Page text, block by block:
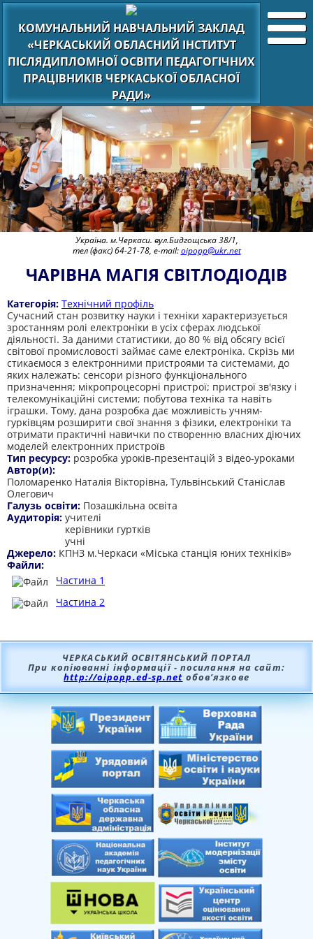
КОМУНАЛЬНИЙ НАВЧАЛЬНИЙ ЗАКЛАД
«ЧЕРКАСЬКИЙ ОБЛАСНИЙ ІНСТИТУТ
ПІСЛЯДИПЛОМНОЇ ОСВІТИ ПЕДАГОГІЧНИХ
ПРАЦІВНИКІВ ЧЕРКАСЬКОЇ ОБЛАСНОЇ
РАДИ»
Україна. м.Черкаси. вул.Бидгощська 38/1,
тел (факс) 64-21-78, e-mail:oipopp@ukr.net
ЧАРІВНА МАГІЯ СВІТЛОДІОДІВ
Категорія: Технічний профіль
Сучасний стан розвитку науки і техніки характеризується
зростанням ролі електроніки в усіх сферах людської
діяльності. За даними статистики, до 80 % від обсягу всієї
світової промисловості займає саме електроніка. Скрізь ми
стикаємося з електронними пристроями та системами, до
яких належать: сенсори різного функціонального
призначення; мікропроцесорні пристрої; пристрої зв'язку і
телекомунікаційні системи; побутова техніка та навіть
іграшки. Тому, дана розробка дає можливість учням-
гурківцям розширити свої знання з фізики, електроніки та
отримати практичні навички по створенню власних діючих
моделей електронних пристроїв
Тип ресурсу: розробка уроків-презентацій з відео-уроками
Автор(и):
Поломаренко Наталія Вікторівна, Тульвінський Станіслав
Олегович
Галузь освіти: Позашкільна освіта
Аудиторія: учителі
керівники гуртків
учні
Джерело: КПНЗ м.Черкаси «Міська станція юних техніків»
Файли:
Частина 1
Частина 2
ЧЕРКАСЬКИЙ ОСВІТЯНСЬКИЙ ПОРТАЛ
При копіюванні інформації - посилання на сайт:
http://oipopp.ed-sp.net обов’язкове